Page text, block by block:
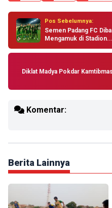
Pos Sebelumnya:
Semen Padang FC
Mengamuk di Stadion...
Diklat Madya Pokdar
Komentar:
Berita Lainnya